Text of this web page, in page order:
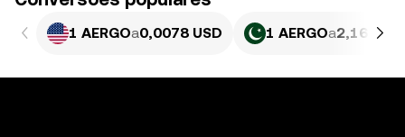
1 AERGOa0,0078 USD 1 AERGOa2,167